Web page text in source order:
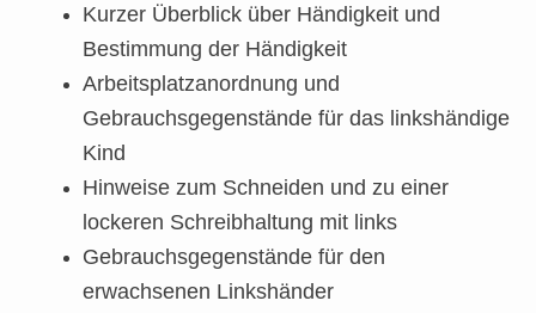
Kurzer Überblick über Händigkeit und
Bestimmung der Händigkeit
Arbeitsplatzanordnung und
Gebrauchsgegenstände für das linkshändige
Kind
Hinweise zum Schneiden und zu einer
lockeren Schreibhaltung mit links
Gebrauchsgegenstände für den
erwachsenen Linkshänder